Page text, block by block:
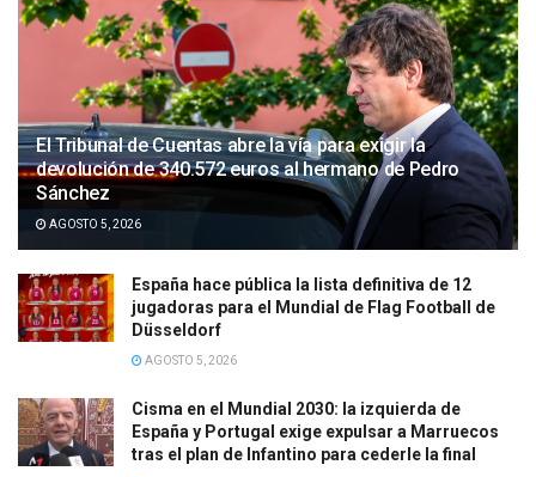
El Tribunal de Cuentas abre la vía para exigir la
devolución de 340.572 euros al hermano de Pedro
Sánchez
AGOSTO 5, 2026
España hace pública la lista definitiva de 12
jugadoras para el Mundial de Flag Football de
Düsseldorf
AGOSTO 5, 2026
Cisma en el Mundial 2030: la izquierda de
España y Portugal exige expulsar a Marruecos
tras el plan de Infantino para cederle la final